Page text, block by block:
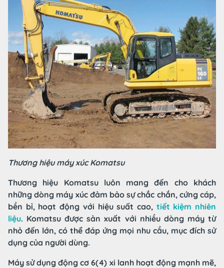
Thương hiệu máy xúc Komatsu
Thương hiệu Komatsu luôn mang đến cho khách
những dòng máy xúc đảm bảo sự chắc chắn, cứng cáp,
bền bỉ, hoạt động với hiệu suất cao, tiết kiệm nhiên
liệu. Komatsu được sản xuất với nhiều dòng máy từ
nhỏ đến lớn, có thể đáp ứng mọi nhu cầu, mục đích sử
dụng của người dùng.
Máy sử dụng động cơ 6(4) xi lanh hoạt động mạnh mẽ,